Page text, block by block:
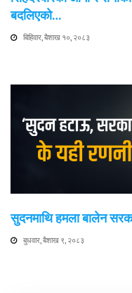
बदलिएको…
बिहिवार, बैशाख १०, २०८३
सुदनमाथि हमला बालेन
बुधवार, बैशाख ९, २०८३